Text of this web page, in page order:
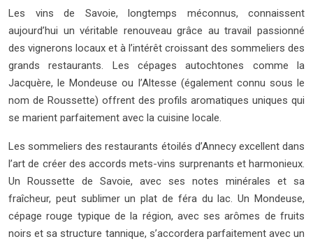
Les vins de Savoie, longtemps méconnus, connaissent
aujourd’hui un véritable renouveau grâce au travail passionné
des vignerons locaux et à l’intérêt croissant des sommeliers des
grands restaurants. Les cépages autochtones comme la
Jacquère, le Mondeuse ou l’Altesse (également connu sous le
nom de Roussette) offrent des profils aromatiques uniques qui
se marient parfaitement avec la cuisine locale.
Les sommeliers des restaurants étoilés d’Annecy excellent dans
l’art de créer des accords mets-vins surprenants et harmonieux.
Un Roussette de Savoie, avec ses notes minérales et sa
fraîcheur, peut sublimer un plat de féra du lac. Un Mondeuse,
cépage rouge typique de la région, avec ses arômes de fruits
noirs et sa structure tannique, s’accordera parfaitement avec un